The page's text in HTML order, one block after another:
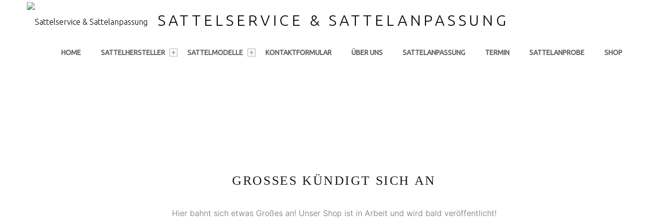
SATTELSERVICE & SATTELANPASSUNG
HOME SATTELHERSTELLER SATTELMODELLE KONTAKTFORMULAR ÜBER UNS SATTELANPASSUNG TERMIN SATTELANPROBE SHOP
GROSSES KÜNDIGT SICH AN
Hier bahnt sich etwas Großes an! Unser Shop ist in Arbeit und wird bald veröffentlicht!